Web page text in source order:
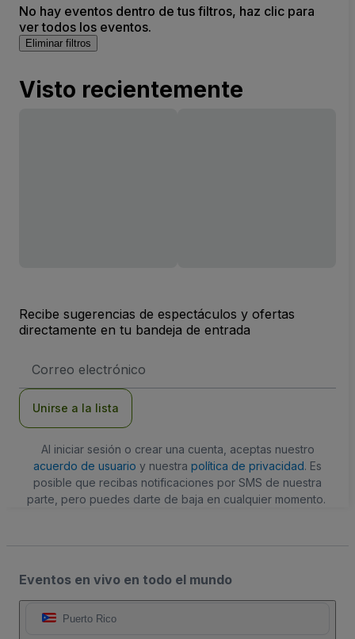
No hay eventos dentro de tus filtros, haz clic para
ver todos los eventos.
Eliminar filtros
Visto recientemente
Recibe sugerencias de espectáculos y ofertas
directamente en tu bandeja de entrada
de
Unirse a la lista
Al iniciar sesión o crear una cuenta, aceptas nuestro
acuerdo de usuario y nuestra política de privacidad. Es
posible que recibas notificaciones por SMS de nuestra
parte, pero puedes darte de baja en cualquier momento.
Eventos en vivo en todo el mundo
Puerto Rico